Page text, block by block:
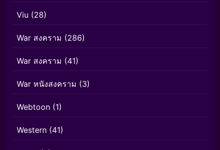
Viu (28)
War สงคราม (286)
War สงคราม (41)
War หนังสงคราม (3)
Webtoon (1)
Western (41)